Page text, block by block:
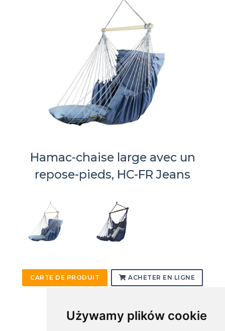
Używamy plików cookie
Hamac-chaise large avec un
repose-pieds, HC-FR Jeans
CARTE DE PRODUIT ACHETER EN LIGNE